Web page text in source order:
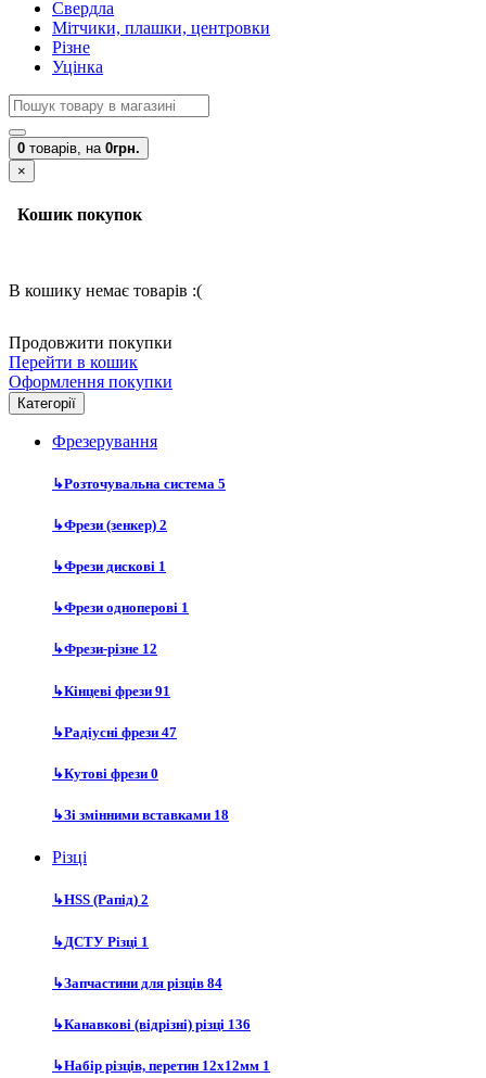
Свердла
Мітчики, плашки, центровки
Різне
Уцінка
0 товарів, на 0грн.
×
Кошик покупок
В кошику немає товарів :(
Продовжити покупки
Перейти в кошик
Оформлення покупки
Категорії
Фрезерування
↳Розточувальна система 5
↳Фрези (зенкер) 2
↳Фрези дискові 1
↳Фрези одноперові 1
↳Фрези-різне 12
↳Кінцеві фрези 91
↳Радіусні фрези 47
↳Кутові фрези 0
↳Зі змінними вставками 18
Різці
↳HSS (Рапід) 2
↳ДСТУ Різці 1
↳Запчастини для різців 84
↳Канавкові (відрізні) різці 136
↳Набір різців, перетин 12х12мм 1